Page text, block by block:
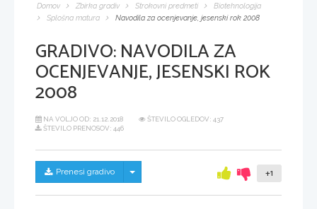
Domov Zbirka gradiv Strokovni predmeti
Biotehnologija
Splošna matura
Navodila za ocenjevanje, jesenski rok 2008
GRADIVO:NAVODILA ZA
OCENJEVANJE, JESENSKI ROK
2008
NA VOLJO OD: 21.12.2018
ŠTEVILO OGLEDOV: 437
ŠTEVILO PRENOSOV: 446
Prenesi gradivo Skrij/prikaži meni +1